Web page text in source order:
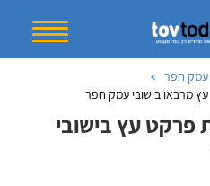
עמק חפר
עץ מרבאו בישובי עמק חפר
פרקט עץ בישובי